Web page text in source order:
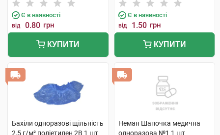
Є в наявності
від 0.80 грн
КУПИТИ
Є в наявності
від 1.50 грн
КУПИТИ
Бахіли одноразові щільність
2,5 г/м² поліетилен 2В 1 шт
Неман Шапочка медична
одноразова №1 1 шт